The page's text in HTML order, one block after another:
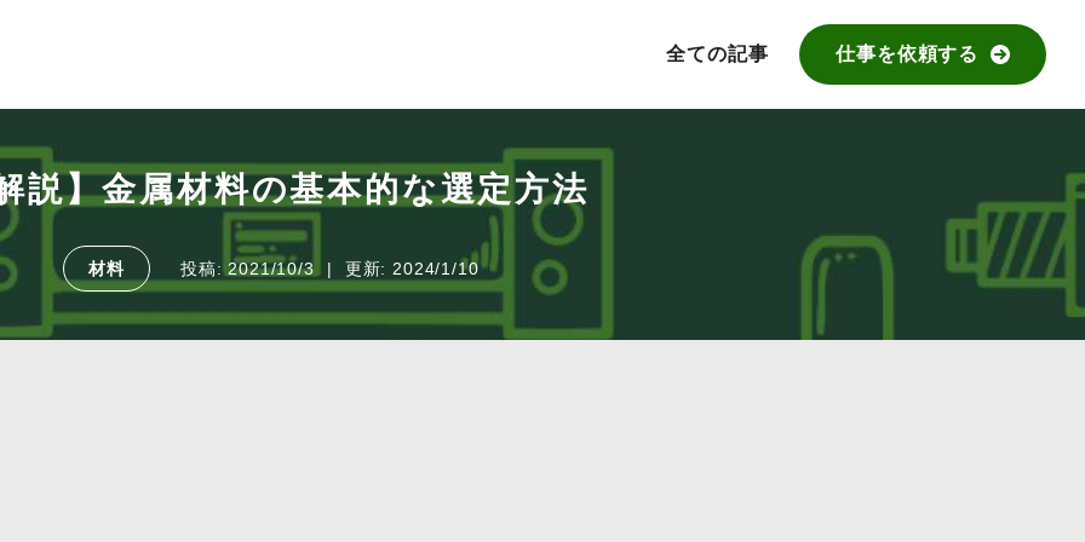
全ての記事 仕事を依頼する
説】金属材料の基本的な選定方法
材料 投稿:2021/10/3 更新: 2024/1/10